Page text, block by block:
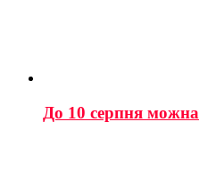
До 10 серпня